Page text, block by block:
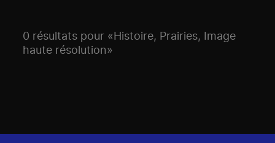
0 résultats pour «Histoire, Prairies, Image
haute résolution»